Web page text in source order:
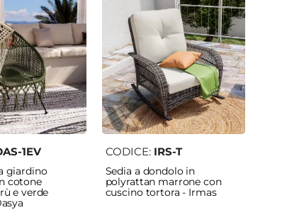
1EV
giardino
cotone
e verde
CODICE: IRS-T
Sedia a dondolo in
polyrattan marrone con
cuscino tortora - Irmas